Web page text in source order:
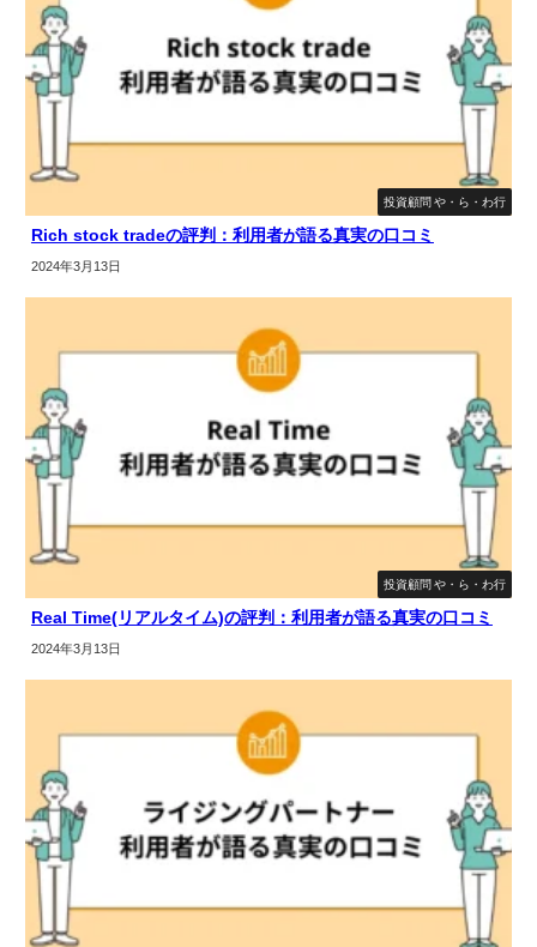
投資顧問 や・ら・わ行
Rich stock tradeの評判：利用者が語る真実の口コミ
2024年3月13日
投資顧問 や・ら・わ行
Real Time(リアルタイム)の評判：利用者が語る真実の口コミ
2024年3月13日